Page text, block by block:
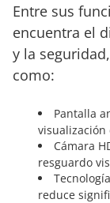
Entre sus
encuentra el
y la
como:
Pantalla
Cámara
resguardo
reduce